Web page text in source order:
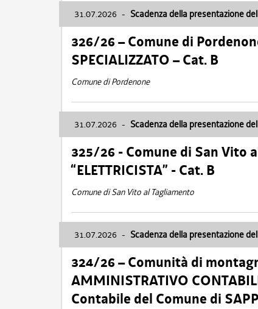
31.07.2026 - Scadenza della presentazione
326/26 – Comune di
SPECIALIZZATO – Cat. B
Comune di Pordenone
31.07.2026 - Scadenza della presentazione
325/26 - Comune di San Vito
“ELETTRICISTA” - Cat. B
Comune di San Vito al Tagliamento
31.07.2026 - Scadenza della presentazione
324/26 – Comunità di
AMMINISTRATIVO
Contabile del Comune di